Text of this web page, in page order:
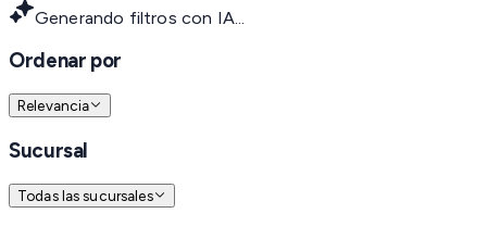
Generando filtros con IA...
Ordenar por
Relevancia
Sucursal
Todas las sucursales